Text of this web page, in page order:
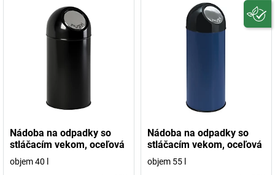
Nádoba na odpadky so
stláčacím vekom, oceľová
objem 40 l
Nádoba na odpadky so
stláčacím vekom, oceľová
objem 55 l